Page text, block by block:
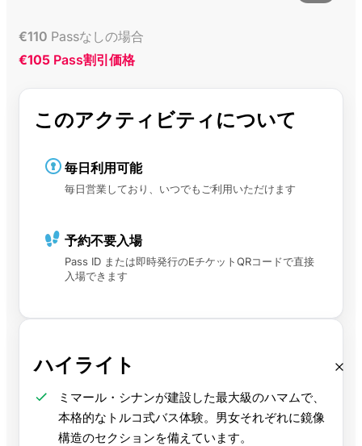
€110 Passなしの場合
€105 Pass割引価格
このアクティビティについて
毎日利用可能
毎日営業しており、いつでもご利用いただけます
予約不要入場
Pass ID または即時発行のEチケットQRコードで直接
入場できます
ハイライト
ミマール・シナンが建設した最大級のハマムで、
本格的なトルコ式バス体験。男女それぞれに鏡像
構造のセクションを備えています。